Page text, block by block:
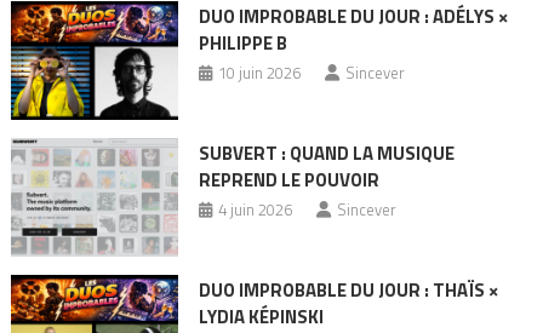
DUO IMPROBABLE DU JOUR : ADÉLYS ×
PHILIPPE B
10 juin 2026 Sincever
SUBVERT : QUAND LA MUSIQUE
REPREND LE POUVOIR
4 juin 2026 Sincever
DUO IMPROBABLE DU JOUR : THAÏS ×
LYDIA KÉPINSKI